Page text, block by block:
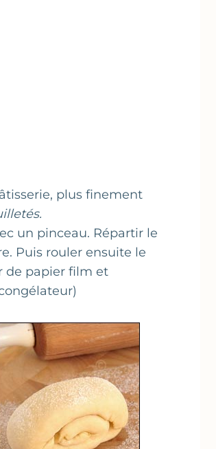
plus finement
un pinceau. Répartir le
Puis rouler ensuite le
de papier film et